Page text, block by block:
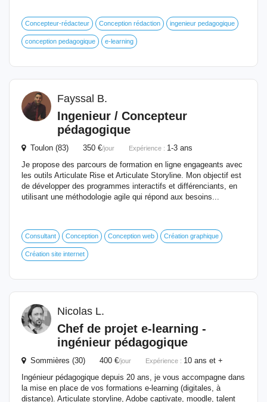
Concepteur-rédacteur Conception rédaction ingenieur pedagogique
conception pedagogique e-learning
Fayssal B.
Ingenieur / Concepteur
pédagogique
Toulon (83) 350 €/jour Expérience : 1-3 ans
Je propose des parcours de formation en ligne engageants avec
les outils Articulate Rise et Articulate Storyline. Mon objectif est
de développer des programmes interactifs et différenciants, en
utilisant une méthodologie agile qui répond aux besoins...
Consultant Conception Conception web Création graphique
Création site internet
Nicolas L.
Chef de projet e-learning -
ingénieur pédagogique
Sommières (30) 400 €/jour Expérience : 10 ans et +
Ingénieur pédagogique depuis 20 ans, je vous accompagne dans
la mise en place de vos formations e-learning (digitales, à
distance). Articulate storyline, Adobe captivate, moodle, talent